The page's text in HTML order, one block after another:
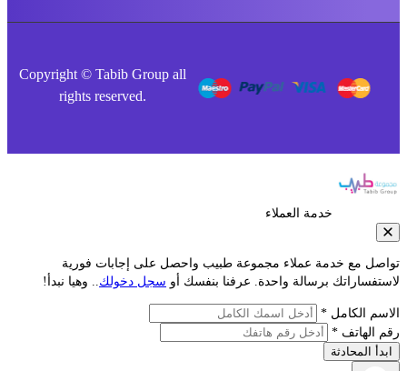
Copyright © Tabib Group all
rights reserved.
خدمة العملاء
مع خدمة عملاء مجموعة طبيب واحصل على إجابات فورية
برسالة واحدة. عرفنا بنفسك أوسجل دخولك.. وهيا نبدأ!
الكامل *
الهاتف *
المحادثة